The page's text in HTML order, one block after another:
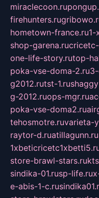
miraclecoon.ru
firehunters.ru
hometown-france.ru
shop-garena.ru
one-life-story.rutop-
poka-vse-doma-2.ru
g2012.rutst-1.ru
g-2012.ruops-mgr.ru
poka-vse-doma2.ru
tehosmotre.ruvarieta-
raytor-d.ruatillagunn.ru
store-brawl-stars.ru
sindika-01.rusp-life.ru
e-abis-1-c.ru